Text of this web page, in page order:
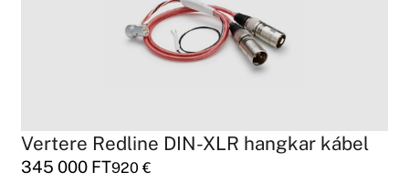
Vertere Redline DIN-XLR hangkar kábel
345 000 FT920€